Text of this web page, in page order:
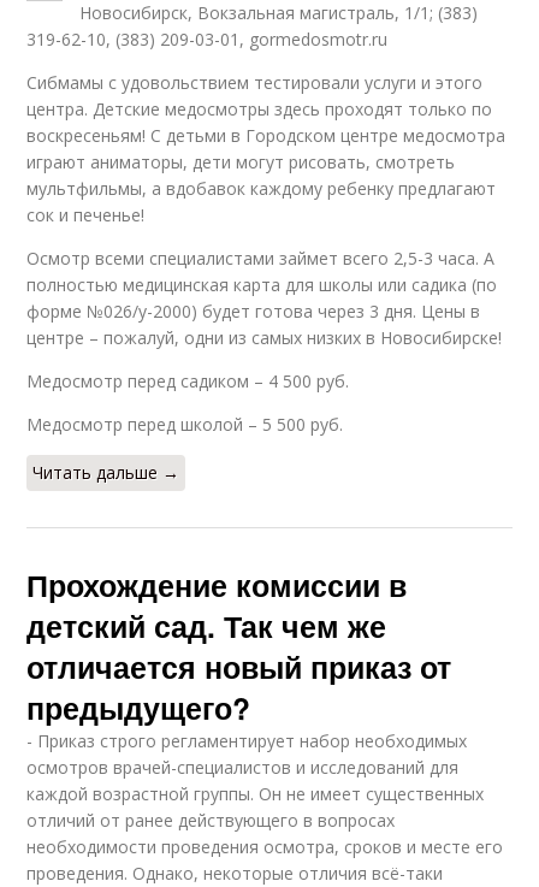
Новосибирск, Вокзальная магистраль, 1/1; (383)
319-62-10, (383) 209-03-01, gormedosmotr.ru
Сибмамы с удовольствием тестировали услуги и этого
центра. Детские медосмотры здесь проходят только по
воскресеньям! С детьми в Городском центре медосмотра
играют аниматоры, дети могут рисовать, смотреть
мультфильмы, а вдобавок каждому ребенку предлагают
сок и печенье!
Осмотр всеми специалистами займет всего 2,5-3 часа. А
полностью медицинская карта для школы или садика (по
форме №026/у-2000) будет готова через 3 дня. Цены в
центре – пожалуй, одни из самых низких в Новосибирске!
Медосмотр перед садиком – 4 500 руб.
Медосмотр перед школой – 5 500 руб.
Читать дальше →
Прохождение комиссии в
детский сад. Так чем же
отличается новый приказ от
предыдущего?
- Приказ строго регламентирует набор необходимых
осмотров врачей-специалистов и исследований для
каждой возрастной группы. Он не имеет существенных
отличий от ранее действующего в вопросах
необходимости проведения осмотра, сроков и месте его
проведения. Однако, некоторые отличия всё-таки